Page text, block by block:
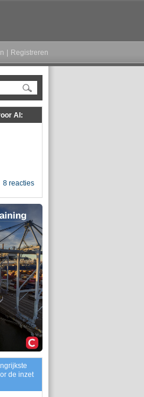
Registreren
AI:
8 reacties
de inzet